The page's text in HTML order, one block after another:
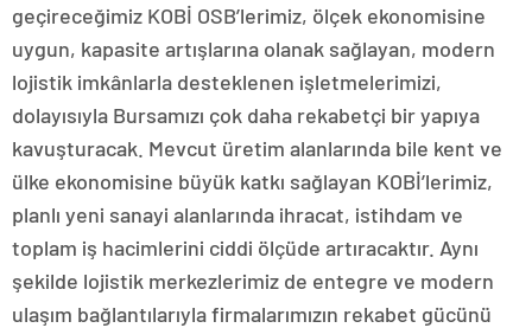
geçireceğimiz KOBİ OSB’lerimiz, ölçek ekonomisine
uygun, kapasite artışlarına olanak sağlayan, modern
lojistik imkânlarla desteklenen işletmelerimizi,
dolayısıyla Bursamızı çok daha rekabetçi bir yapıya
kavuşturacak. Mevcut üretim alanlarında bile kent ve
ülke ekonomisine büyük katkı sağlayan KOBİ’lerimiz,
planlı yeni sanayi alanlarında ihracat, istihdam ve
toplam iş hacimlerini ciddi ölçüde artıracaktır. Aynı
şekilde lojistik merkezlerimiz de entegre ve modern
ulaşım bağlantılarıyla firmalarımızın rekabet gücünü